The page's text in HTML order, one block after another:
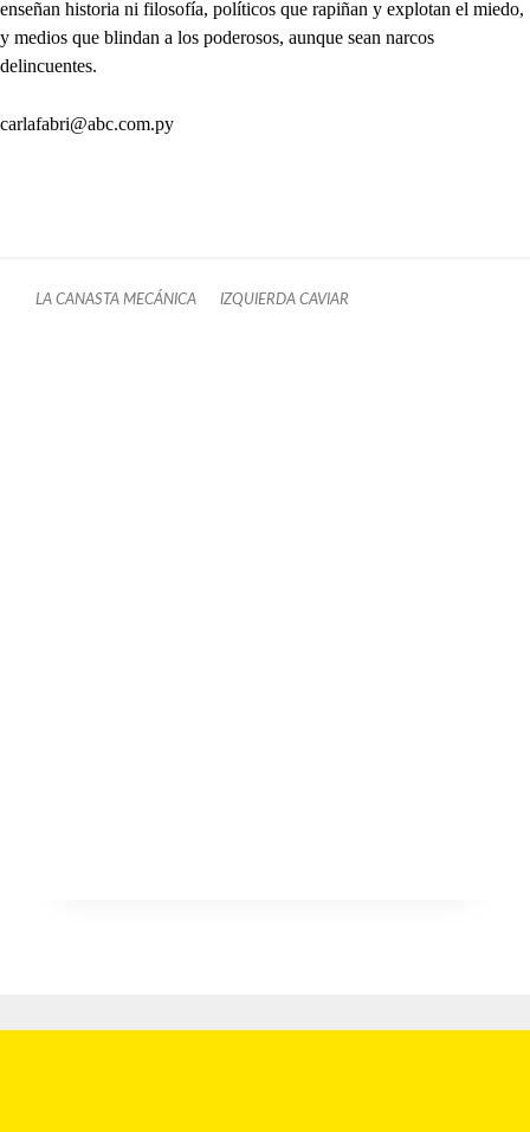
enseñan historia ni filosofía, políticos que rapiñan y explotan el miedo,
y medios que blindan a los poderosos, aunque sean narcos
delincuentes.
carlafabri@abc.com.py
LA CANASTA MECÁNICA IZQUIERDA CAVIAR